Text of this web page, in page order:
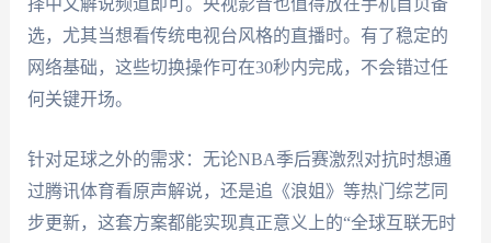
择中文解说频道即可。央视影音也值得放在手机首页备
选，尤其当想看传统电视台风格的直播时。有了稳定的
网络基础，这些切换操作可在30秒内完成，不会错过任
何关键开场。
针对足球之外的需求：无论NBA季后赛激烈对抗时想通
过腾讯体育看原声解说，还是追《浪姐》等热门综艺同
步更新，这套方案都能实现真正意义上的“全球互联无时